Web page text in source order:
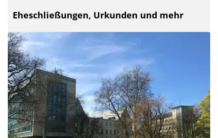
Eheschließungen, Urkunden und mehr